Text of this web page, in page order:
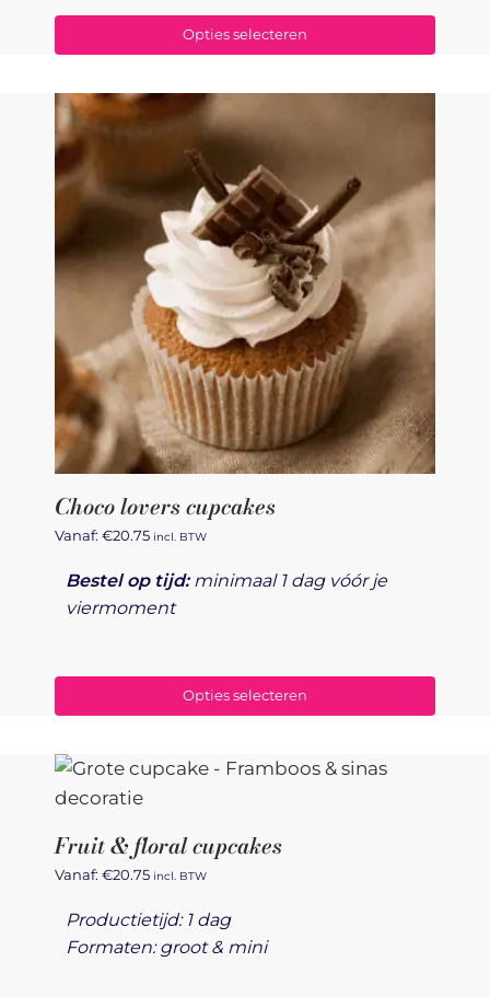
Opties selecteren
Choco lovers cupcakes
Vanaf: €20.75 incl. BTW
Bestel op tijd:minimaal 1 dag vóór je
viermoment
Opties selecteren
Fruit & floral cupcakes
Vanaf: €20.75 incl. BTW
Productietijd: 1 dag
Formaten: groot & mini